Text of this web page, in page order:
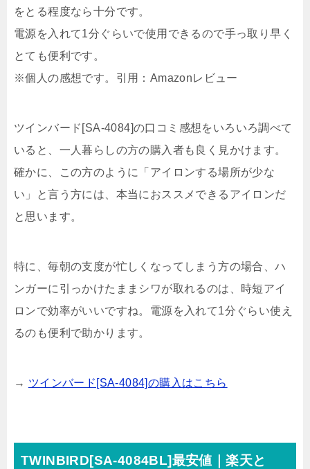
をとる程度なら十分です。
電源を入れて1分ぐらいで使用できるので手っ取り早く
とても便利です。
※個人の感想です。引用：Amazonレビュー
ツインバード[SA-4084]の口コミ感想をいろいろ調べて
いると、一人暮らしの方の購入者も良く見かけます。
確かに、この方のように「アイロンする場所が少な
い」と言う方には、本当におススメできるアイロンだ
と思います。
特に、毎朝の支度が忙しくなってしまう方の場合、ハ
ンガーに引っかけたままシワが取れるのは、時短アイ
ロンで効率がいいですね。 電源を入れて1分ぐらい使え
るのも便利で助かります。
→ ツインバード[SA-4084]の購入はこちら
TWINBIRD[SA-4084BL]最安値｜楽天と